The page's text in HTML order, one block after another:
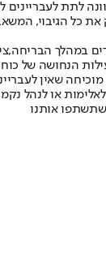
לתת
כל הגיבוי,
במהלך
הנחושה של
דין, מוכיחה
או לנהל
אותנו